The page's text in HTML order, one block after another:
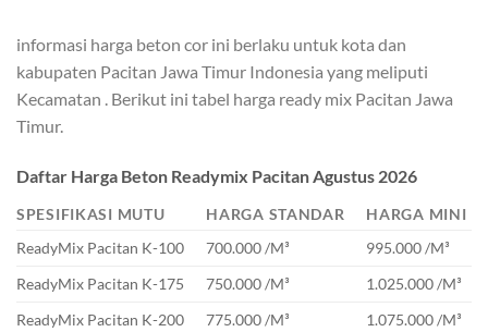
informasi harga beton cor ini berlaku untuk kota dan
kabupaten Pacitan Jawa Timur Indonesia yang meliputi
Kecamatan . Berikut ini tabel harga ready mix Pacitan Jawa
Timur.
Daftar Harga Beton Readymix Pacitan Agustus 2026
SPESIFIKASI MUTU HARGA STANDAR
HARGA MINI
ReadyMix Pacitan K-100
700.000 /M³
995.000 /M³
ReadyMix Pacitan K-175
750.000 /M³
1.025.000 /M³
ReadyMix Pacitan K-200
775.000 /M³
1.075.000 /M³